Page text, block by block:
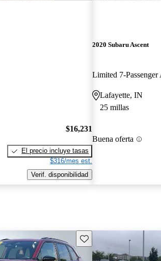
$16,231
El precio incluye tasas
$316/mes est.
Verif. disponibilidad
2020 Subaru Ascent
Limited 7-Passenger
Lafayette, IN
25 millas
Buena oferta
Guarda este Aviso